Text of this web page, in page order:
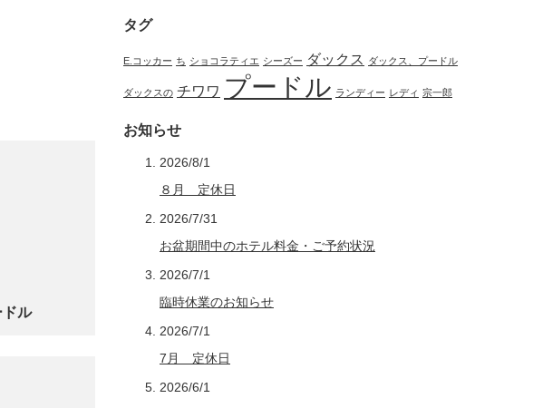
ル
タグ
E.コッカー ち ショコラティエ シーズー ダックス ダックス、プードル
ダックスの チワワ プードル ランディー レディ 宗一郎
お知らせ
2026/8/1
８月 定休日
2026/7/31
お盆期間中のホテル料金・ご予約状況
2026/7/1
臨時休業のお知らせ
2026/7/1
7月 定休日
2026/6/1